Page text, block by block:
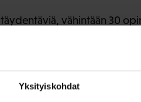
Yksityiskohdat
vähintään 30
on yhtenäistää
asemaa ja oikeusturvaa
Esityksen tavoitteena
toteutettavaan